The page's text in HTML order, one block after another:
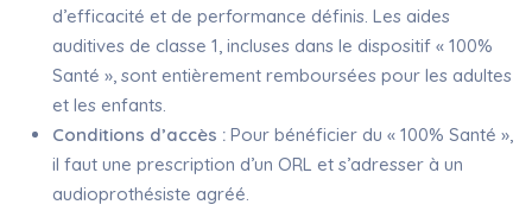
d’efficacité et de performance définis. Les aides
auditives de classe 1, incluses dans le dispositif « 100%
Santé », sont entièrement remboursées pour les adultes
et les enfants.
Conditions d’accès : Pour bénéficier du « 100% Santé »,
il faut une prescription d’un ORL et s’adresser à un
audioprothésiste agréé.